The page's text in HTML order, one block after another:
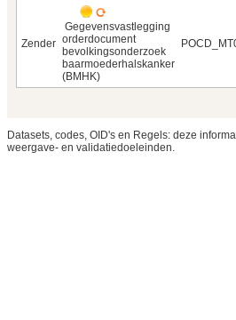
Zender
Gegevensvastlegging
orderdocument
bevolkingsonderzoek
baarmoederhalskanker
(BMHK)
Datasets, codes, OID's en Regels: deze
weergave- en validatiedoeleinden.